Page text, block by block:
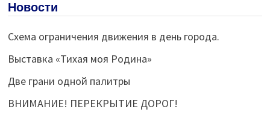
Новости
Схема ограничения движения в день города.
Выставка «Тихая моя Родина»
Две грани одной палитры
ВНИМАНИЕ! ПЕРЕКРЫТИЕ ДОРОГ!